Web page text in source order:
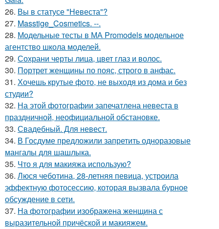
26. Вы в статусе "Невеста"?
27. Masstige_Cosmetics. --.
28. Модельные тесты в МА Promodels модельное
агентство школа моделей.
29. Сохрани черты лица, цвет глаз и волос.
30. Портрет женщины по пояс, строго в анфас.
31. Хочешь крутые фото, не выходя из дома и без
студии?
32. На этой фотографии запечатлена невеста в
праздничной, неофициальной обстановке.
33. Свадебный. Для невест.
34. В Госдуме предложили запретить одноразовые
мангалы для шашлыка.
35. Что я для макияжа использую?
36. Люся чеботина, 28-летняя певица, устроила
эффектную фотосессию, которая вызвала бурное
обсуждение в сети.
37. На фотографии изображена женщина с
выразительной причёской и макияжем.